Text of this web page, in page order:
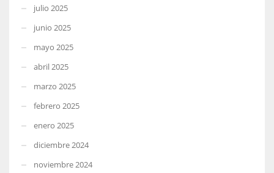
julio 2025
junio 2025
mayo 2025
abril 2025
marzo 2025
febrero 2025
enero 2025
diciembre 2024
noviembre 2024